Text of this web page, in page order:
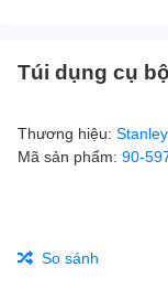
Túi dụng cụ
Thương hiệu: Stanley
Mã sản phẩm: 90-
So sánh